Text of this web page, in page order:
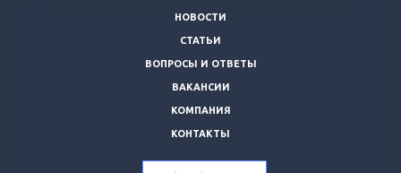
НОВОСТИ
СТАТЬИ
ВОПРОСЫ И ОТВЕТЫ
ВАКАНСИИ
КОМПАНИЯ
КОНТАКТЫ